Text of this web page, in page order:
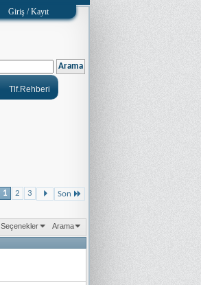
Giriş / Kayıt
Tlf.Rehberi
1 2 3 Son
Seçenekler Arama